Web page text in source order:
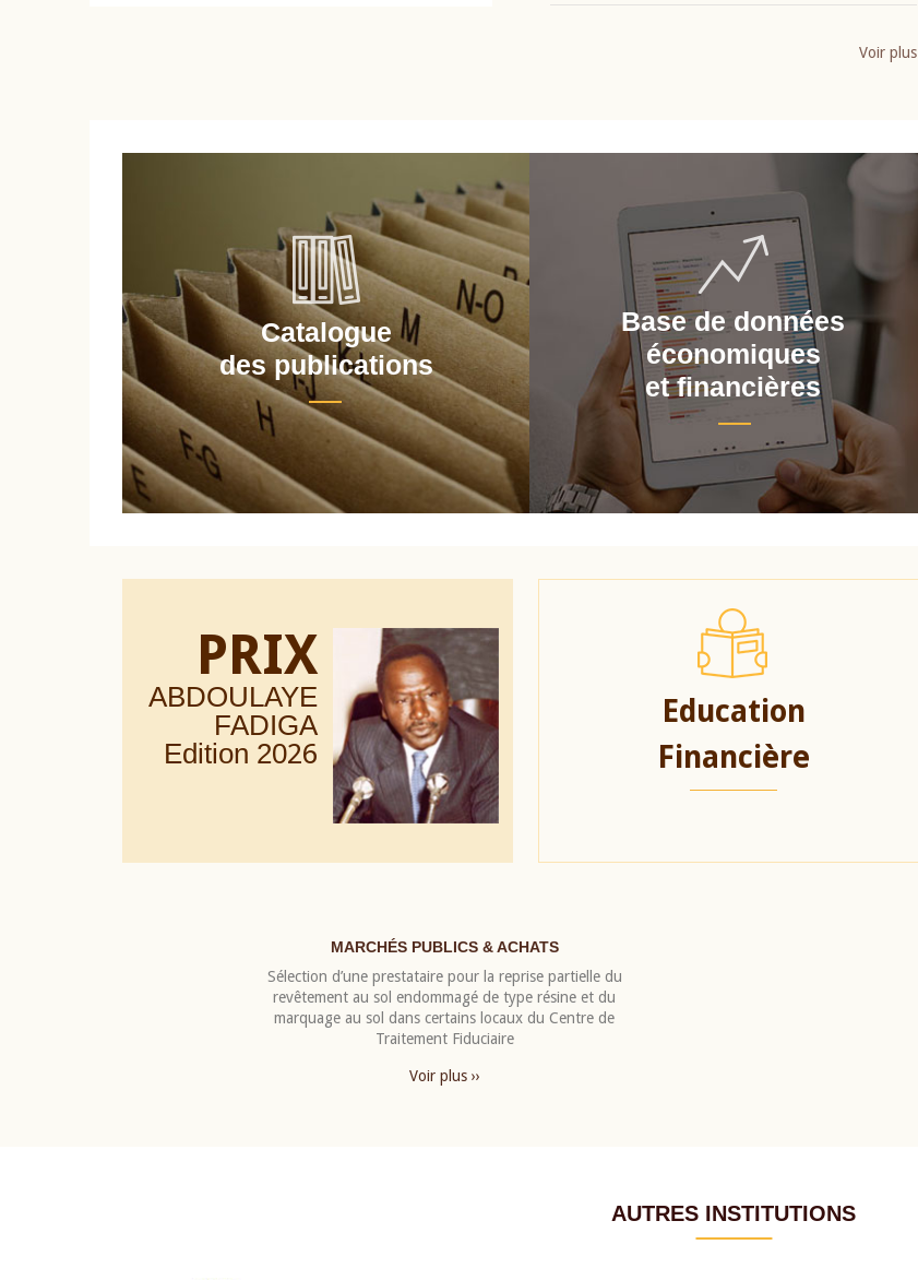
Voir plus
Catalogue
des publications
Base de données
économiques
et financières
PRIX
ABDOULAYE
FADIGA
Edition 2026
Education
Financière
MARCHÉS PUBLICS & ACHATS
Sélection d’une prestataire pour la reprise partielle du
revêtement au sol endommagé de type résine et du
marquage au sol dans certains locaux du Centre de
Traitement Fiduciaire
Voir plus ››
AUTRES INSTITUTIONS